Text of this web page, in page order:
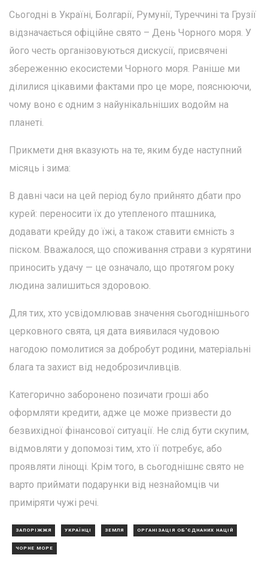
Сьогодні в Україні, Болгарії, Румунії, Туреччині та Грузії
відзначається офіційне свято – День Чорного моря. У
його честь організовуються дискусії, присвячені
збереженню екосистеми Чорного моря. Раніше ми
ділилися цікавими фактами про це море, пояснюючи,
чому воно є одним з найунікальніших водойм на
планеті.
Прикмети дня вказують на те, яким буде наступний
місяць і зима:
В давні часи на цей період було прийнято дбати про
курей: переносити їх до утепленого пташника,
додавати крейду до їжі, а також ставити ємність з
піском. Вважалося, що споживання страви з курятини
приносить удачу — це означало, що протягом року
людина залишиться здоровою.
Для тих, хто усвідомлював значення сьогоднішнього
церковного свята, ця дата виявилася чудовою
нагодою помолитися за добробут родини, матеріальні
блага та захист від недоброзичливців.
Категорично заборонено позичати гроші або
оформляти кредити, адже це може призвести до
безвихідної фінансової ситуації. Не слід бути скупим,
відмовляти у допомозі тим, хто її потребує, або
проявляти лінощі. Крім того, в сьогоднішнє свято не
варто приймати подарунки від незнайомців чи
приміряти чужі речі.
ЗАПОРІЖЖЯ УКРАЇНЦІ ЗЕМЛЯ ОРГАНІЗАЦІЯ ОБ'ЄДНАНИХ НАЦІЙ
ЧОРНЕ МОРЕ